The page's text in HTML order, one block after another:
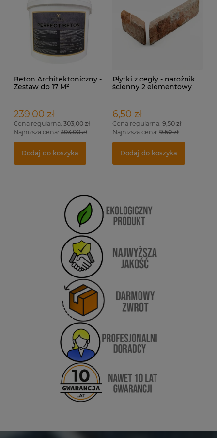
Beton Architektoniczny -
Zestaw do 17 M²
239,00 zł
Cena regularna: 303,00 zł
Najniższa cena: 303,00 zł
Dodaj do koszyka
Płytki z cegły - narożnik
ścienny 2 elementowy
6,50 zł
Cena regularna:9,50 zł
Najniższa cena:9,50 zł
Dodaj do koszyka